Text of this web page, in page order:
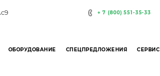
+ 7 (800) 551-35-33
ОБОРУДОВАНИЕ СПЕЦПРЕДЛОЖЕНИЯ СЕРВИС